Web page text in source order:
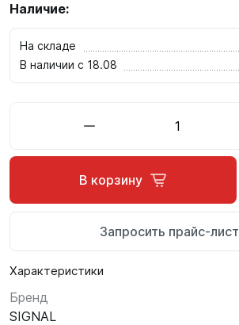
Характеристики
Бренд
SIGNAL
Наличие:
На складе
В наличии с 18.08
В корзину
Запросить прайс-лист